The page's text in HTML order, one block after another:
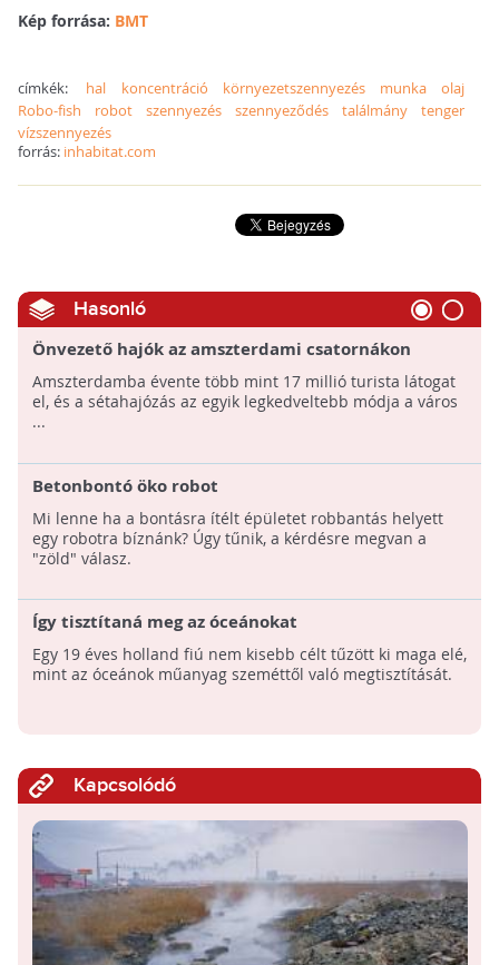
Kép forrása: BMT
címkék: hal koncentráció környezetszennyezés munka
olaj
Robo-fish
robot szennyezés szennyeződés találmány
tenger
vízszennyezés
forrás: inhabitat.com
Hasonló
Önvezető hajók az amszterdami csatornákon
Amszterdamba évente több mint 17 millió turista látogat
el, és a sétahajózás az egyik legkedveltebb módja a város
...
Betonbontó öko robot
Mi lenne ha a bontásra ítélt épületet robbantás helyett
egy robotra bíznánk? Úgy tűnik, a kérdésre megvan a
"zöld" válasz.
Így tisztítaná meg az óceánokat
Egy 19 éves holland fiú nem kisebb célt tűzött ki maga elé,
mint az óceánok műanyag szeméttől való megtisztítását.
Kapcsolódó